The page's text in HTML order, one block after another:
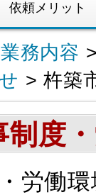
依頼メリット
業務内容
>杵築
度
労働